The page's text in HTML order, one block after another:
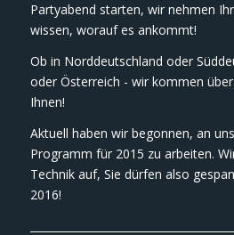
Partyabend starten, wir nehmen
wissen, worauf es ankommt!
Ob in Norddeutschland oder
oder Österreich - wir kommen
Ihnen!
Aktuell haben wir begonnen, an
Programm für 2015 zu arbeiten.
Technik auf, Sie dürfen also
2016!